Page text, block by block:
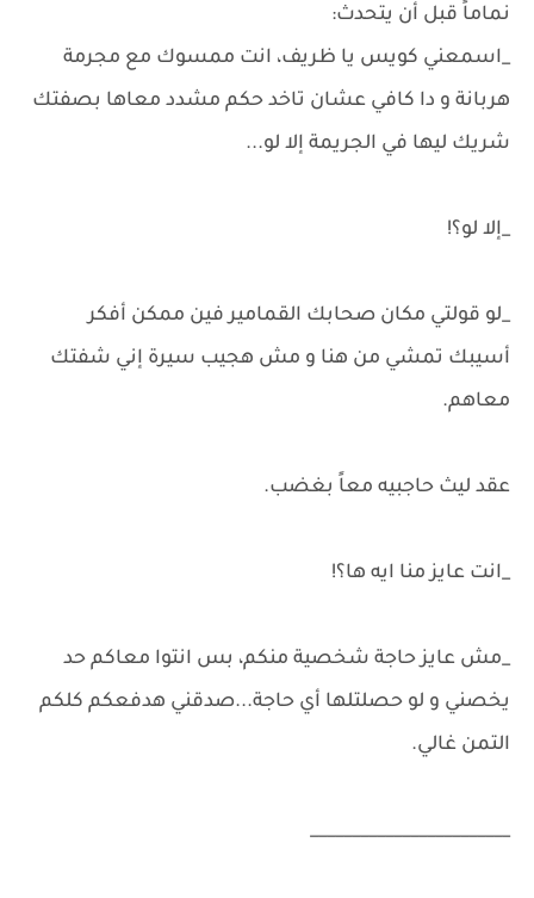
نماماً قبل أن يتحدث:
_اسمعني كويس يا ظريف، انت ممسوك مع مجرمة
هربانة و دا كافي عشان تاخد حكم مشدد معاها بصفتك
شريك ليها في الجريمة إلا لو...
_إلا لو؟!
_لو قولتي مكان صحابك القمامير فين ممكن أفكر
أسيبك تمشي من هنا و مش هجيب سيرة إني شفتك
معاهم.
عقد ليث حاجبيه معاً بغضب.
_انت عايز منا ايه ها؟!
_مش عايز حاجة شخصية منكم، بس انتوا معاكم حد
يخصني و لو حصلتلها أي حاجة...صدقني هدفعكم كلكم
التمن غالي.
________________________